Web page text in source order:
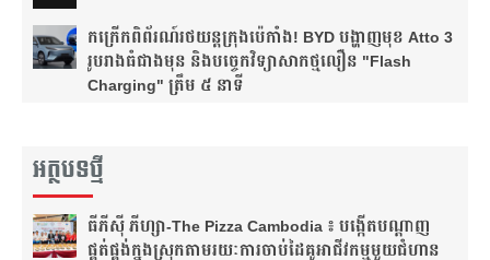
កក្រើកពិព័រណ៍រថយន្តក្រុងប៉េកាំង! BYD បង្ហាញមុខ Atto 3
រូបរាងធំជាងមុន និងបច្ចេកវិទ្យាសាកថ្មលឿន "Flash
Charging" ត្រឹម ៥ នាទី
អត្ថបទថ្មី
ធីភីស៊ី ភីហ្សា-The Pizza Cambodia ៖ បង្កើត​បណ្តាញ​
ផ្គត់ផ្គង់​ក្នុង​ស្រុក​តាមរយៈ​ការ​ចាប់​ដៃ​គូ​អាជីវកម្ម​មួយ​ជំហាន​